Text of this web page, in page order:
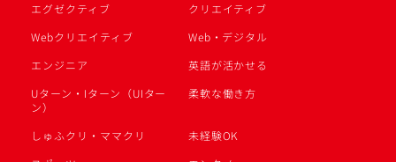
エグゼクティブ
クリエイティブ
Webクリエイティブ
Web・デジタル
エンジニア
英語が活かせる
Uターン・Iターン（UIター
ン）
柔軟な働き方
しゅふクリ・ママクリ
未経験OK